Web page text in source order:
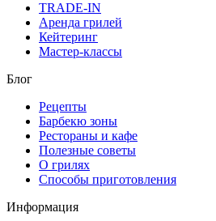
TRADE-IN
Аренда грилей
Кейтеринг
Мастер-классы
Блог
Рецепты
Барбекю зоны
Рестораны и кафе
Полезные советы
О грилях
Способы приготовления
Информация